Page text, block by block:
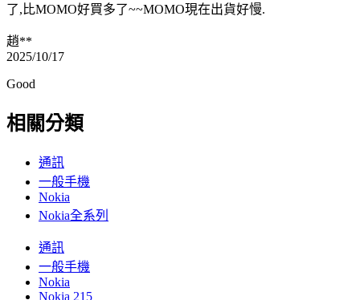
了,比MOMO好買多了~~MOMO現在出貨好慢.
趙**
2025/10/17
Good
相關分類
通訊
一般手機
Nokia
Nokia全系列
通訊
一般手機
Nokia
Nokia 215